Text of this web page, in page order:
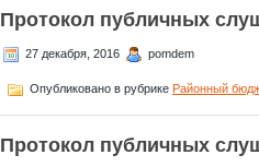
Протокол публичных
27 декабря, 2016 pomdem
Опубликовано в рубрике Районный
Протокол публичных